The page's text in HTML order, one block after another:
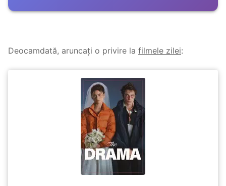
Deocamdată, aruncați o privire la filmele zilei: